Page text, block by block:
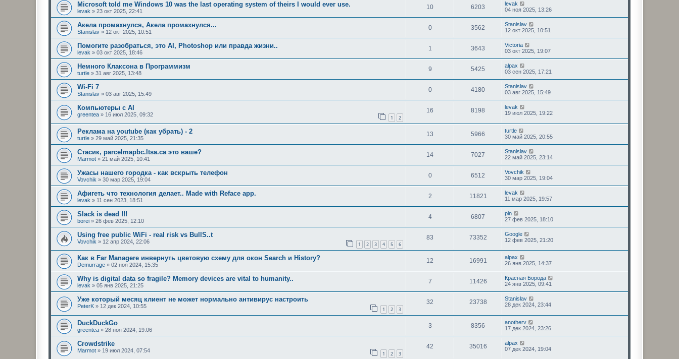
Microsoft told me Windows 10 was the last operating system of theirs I would ever use.
levak » 23 окт 2025, 22:41
10 6203
levak
04 ноя 2025, 13:26
Акела промахнулся, Акела промахнулся...
Stanislav » 12 окт 2025, 10:51
0 3562
Stanislav
12 окт 2025, 10:51
Помогите разобраться, это AI, Photoshop или правда жизни..
levak » 03 окт 2025, 18:46
1 3643
Victoria
03 окт 2025, 19:07
Немного Клаксона в Программизм
turtle » 31 авг 2025, 13:48
9 5425
alpax
03 сен 2025, 17:21
Wi-Fi 7
Stanislav » 03 авг 2025, 15:49
0 4180
Stanislav
03 авг 2025, 15:49
Компьютеры с AI
greentea » 16 июл 2025, 09:32 1 2
16 8198
levak
19 июл 2025, 19:22
Реклама на youtube (как убрать) - 2
turtle » 29 май 2025, 21:35
13 5966
turtle
30 май 2025, 20:55
Стасик, parcelmapbc.ltsa.ca это ваше?
Marmot » 21 май 2025, 10:41
14 7027
Stanislav
22 май 2025, 23:14
Ужасы нашего городка - как вскрыть телефон
Vovchik » 30 мар 2025, 19:04
0 6512
Vovchik
30 мар 2025, 19:04
Афигеть что технология делает.. Made with Reface app.
levak » 11 сен 2023, 18:51
2 11821
levak
11 мар 2025, 19:57
Slack is dead !!!
borei » 26 фев 2025, 12:10
4 6807
pin
27 фев 2025, 18:10
Using free public WiFi - real risk vs BullS..t
Vovchik » 12 апр 2024, 22:06 1 2 3 4 5 6
83 73352
Google
12 фев 2025, 21:20
Как в Far Managere инвернуть цветовую схему для окoн Search и History?
Demurrage » 02 ноя 2024, 15:35
12 16991
alpax
26 янв 2025, 14:37
Why is digital data so fragile? Memory devices are vital to humanity..
levak » 05 янв 2025, 21:25
7 11426
Красная Борода
24 янв 2025, 09:41
Уже который месяц клиент не может нормально антивирус настроить
PeterK » 12 дек 2024, 10:55 1 2 3
32 23738
Stanislav
28 дек 2024, 23:44
DuckDuckGo
greentea » 28 ноя 2024, 19:06
3 8356
anotherv
17 дек 2024, 23:26
Crowdstrike
Marmot » 19 июл 2024, 07:54 1 2 3
42 35016
alpax
07 дек 2024, 19:04